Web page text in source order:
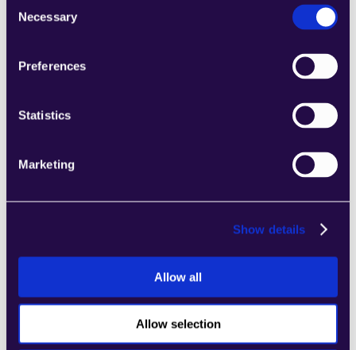
Selection
Necessary
Preferences
Statistics
Marketing
Show details
Allow all
Allow selection
von Kategorien, um Seiten einfach
Anforderungen Ihres wachsenden
zusammenzustellen, die den
Anforderungen Ihres wachsenden
Unternehmens entsprechen.
Learn more